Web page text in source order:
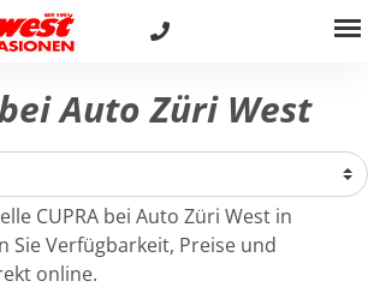
bei Auto Züri West
CUPRA bei Auto Züri West in
Sie Verfügbarkeit, Preise und
online.